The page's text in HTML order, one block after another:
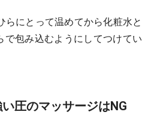
らにとって温めてから化粧水と
で包み込むようにしてつけてい
圧のマッサージはNG